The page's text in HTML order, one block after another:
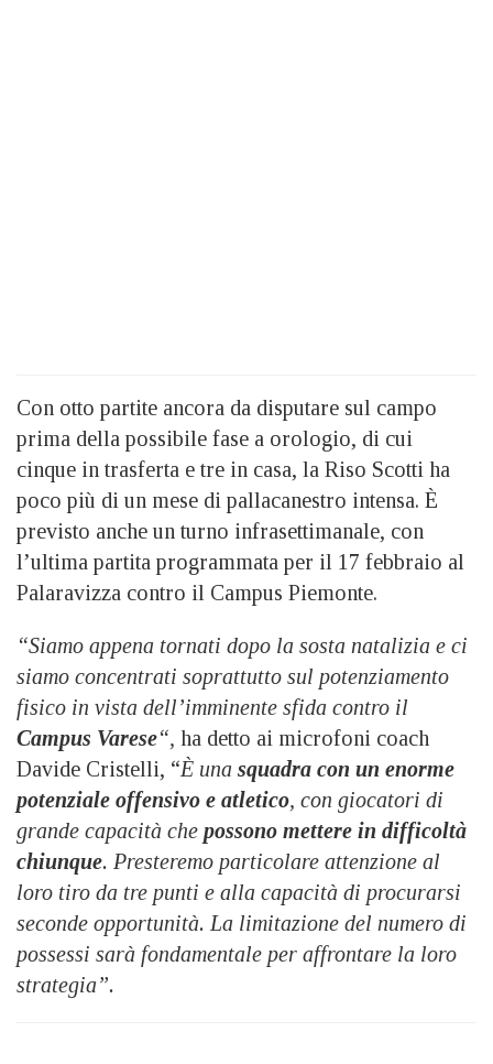
Con otto partite ancora da disputare sul campo
prima della possibile fase a orologio, di cui
cinque in trasferta e tre in casa, la Riso Scotti ha
poco più di un mese di pallacanestro intensa. È
previsto anche un turno infrasettimanale, con
l’ultima partita programmata per il 17 febbraio al
Palaravizza contro il Campus Piemonte.
“Siamo appena tornati dopo la sosta natalizia e ci
siamo concentrati soprattutto sul potenziamento
fisico in vista dell’imminente sfida contro il
Campus Varese“, ha detto ai microfoni coach
Davide Cristelli, “È una squadra con un enorme
potenziale offensivo e atletico, con giocatori di
grande capacità che possono mettere in difficoltà
chiunque. Presteremo particolare attenzione al
loro tiro da tre punti e alla capacità di procurarsi
seconde opportunità. La limitazione del numero di
possessi sarà fondamentale per affrontare la loro
strategia”.